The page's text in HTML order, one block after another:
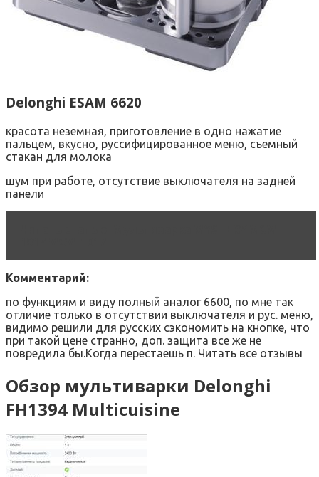
Delonghi ESAM 6620
красота неземная, приготовление в одно нажатие
пальцем, вкусно, руссифицированное меню, съемный
стакан для молока
шум при работе, отсутствие выключателя на задней
панели
Комментарий:
по функциям и виду полный аналог 6600, по мне так
отличие только в отсутствии выключателя и рус. меню,
видимо решили для русских сэкономить на кнопке, что
при такой цене странно, доп. защита все же не
повредила бы.Когда перестаешь п. Читать все отзывы
Обзор мультиварки Delonghi
FH1394 Multicuisine